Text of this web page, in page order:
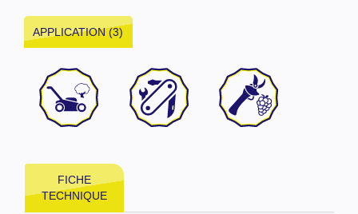
APPLICATION (3)
FICHE
TECHNIQUE